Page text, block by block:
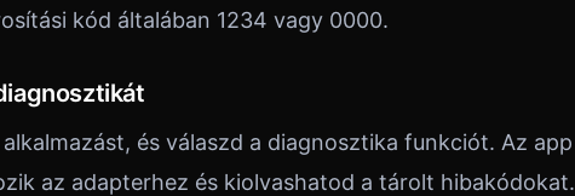
kód általában 1234 vagy 0000.
és válaszd a diagnosztika funkciót. Az app
az adapterhez és kiolvashatod a tárolt hibakódokat.